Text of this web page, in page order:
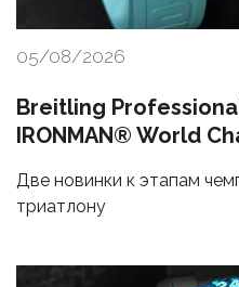
05/08/2026
Breitling
IRONMAN® World
Две новинки к этапам
триатлону